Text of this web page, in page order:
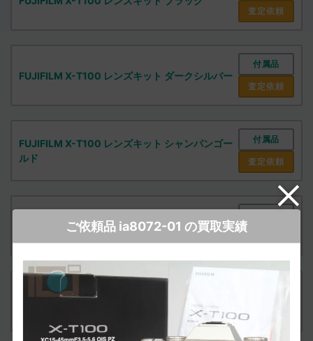
ご依頼品 ia8072-01 の買取実績
査定依頼
FUJIFILM X-T100 レンズキット ダークシルバー
付属品
査定依頼
FUJIFILM X-T100 レンズキット シャンパンゴー
ルド
付属品
査定依頼
FUJIFILM X-T100 ダブルズームレンズキット ブ
FUJIFILM X-T100 ダブルズームレンズキット ダ
査定依頼